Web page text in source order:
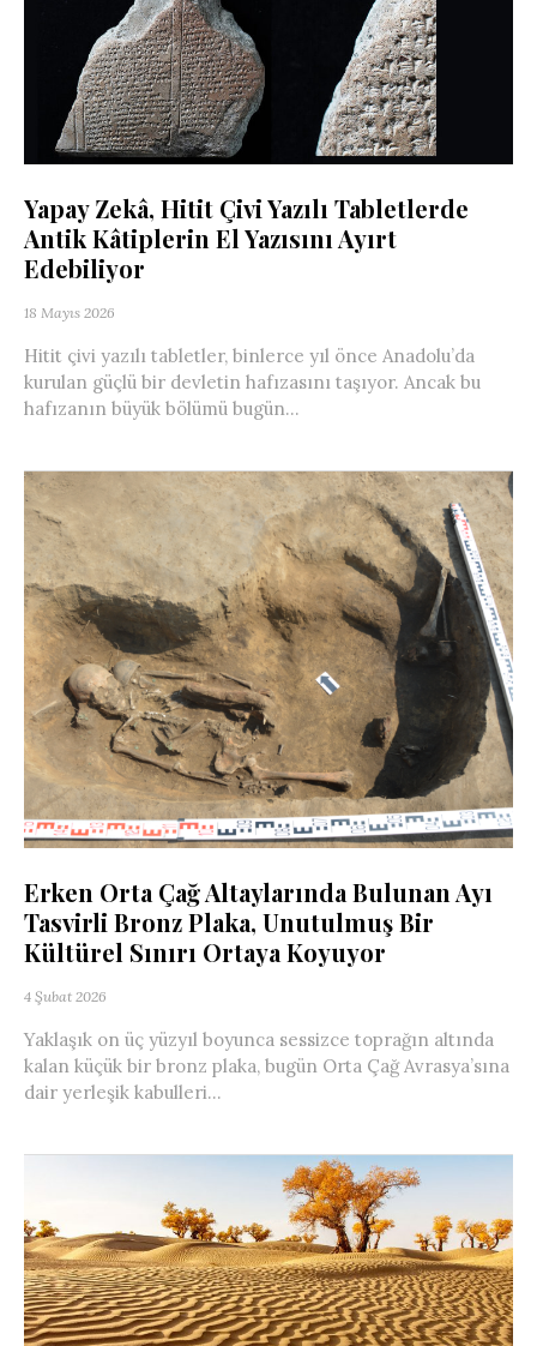
Yapay Zekâ, Hitit Çivi Yazılı Tabletlerde
Antik Kâtiplerin El Yazısını Ayırt
Edebiliyor
18 Mayıs 2026
Hitit çivi yazılı tabletler, binlerce yıl önce Anadolu’da
kurulan güçlü bir devletin hafızasını taşıyor. Ancak bu
hafızanın büyük bölümü bugün...
Erken Orta Çağ Altaylarında Bulunan Ayı
Tasvirli Bronz Plaka, Unutulmuş Bir
Kültürel Sınırı Ortaya Koyuyor
4 Şubat 2026
Yaklaşık on üç yüzyıl boyunca sessizce toprağın altında
kalan küçük bir bronz plaka, bugün Orta Çağ Avrasya’sına
dair yerleşik kabulleri...